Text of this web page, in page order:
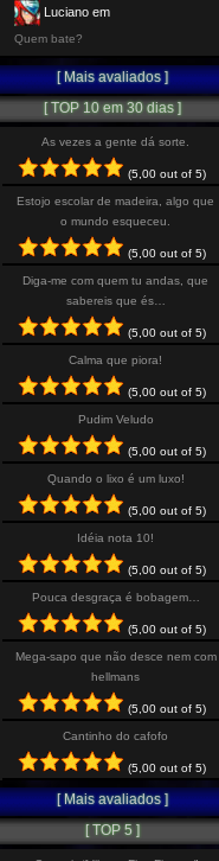
Luciano em
Quem bate?
[ Mais avaliados ]
[ TOP 10 em 30 dias ]
As vezes a gente dá sorte.
(5,00 out of 5)
Estojo escolar de madeira, algo que
o mundo esqueceu.
(5,00 out of 5)
Diga-me com quem tu andas, que
sabereis que és…
(5,00 out of 5)
Calma que piora!
(5,00 out of 5)
Pudim Veludo
(5,00 out of 5)
Quando o lixo é um luxo!
(5,00 out of 5)
Idéia nota 10!
(5,00 out of 5)
Pouca desgraça é bobagem…
(5,00 out of 5)
Mega-sapo que não desce nem com
hellmans
(5,00 out of 5)
Cantinho do cafofo
(5,00 out of 5)
[ Mais avaliados ]
[ TOP 5 ]